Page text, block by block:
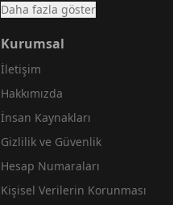
Daha fazla göster
Kurumsal
İletişim
Hakkımızda
İnsan Kaynakları
Gizlilik ve Güvenlik
Hesap Numaraları
Kişisel Verilerin Korunması